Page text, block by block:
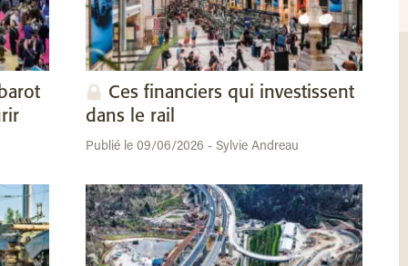
Ces financiers qui investissent
dans le rail
Publié le 09/06/2026 - Sylvie Andreau